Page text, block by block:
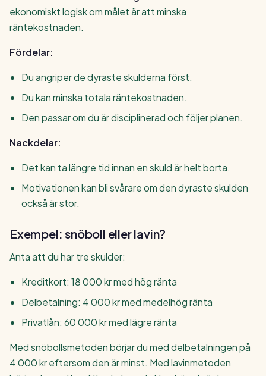
ekonomiskt logisk om målet är att minska
räntekostnaden.
Fördelar:
Du angriper de dyraste skulderna först.
Du kan minska totala räntekostnaden.
Den passar om du är disciplinerad och följer planen.
Nackdelar:
Det kan ta längre tid innan en skuld är helt borta.
Motivationen kan bli svårare om den dyraste skulden
också är stor.
Exempel: snöboll eller lavin?
Anta att du har tre skulder:
Kreditkort: 18 000 kr med hög ränta
Delbetalning: 4 000 kr med medelhög ränta
Privatlån: 60 000 kr med lägre ränta
Med snöbollsmetoden börjar du med delbetalningen på
4 000 kr eftersom den är minst. Med lavinmetoden